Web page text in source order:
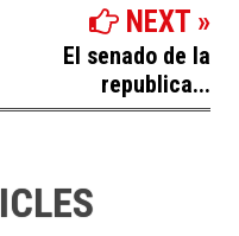
NEXT »
El senado de la
republica...